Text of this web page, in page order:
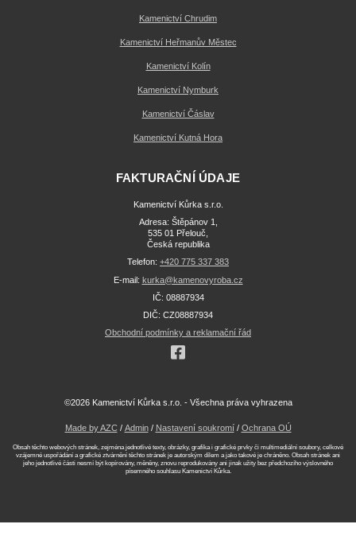
Kamenictví Chrudim
Kamenictví Heřmanův Městec
Kamenictví Kolín
Kamenictví Nymburk
Kamenictví Čáslav
Kamenictví Kutná Hora
FAKTURAČNÍ ÚDAJE
Kamenictví Kůrka s.r.o.
Adresa: Štěpánov 1,
535 01 Přelouč,
Česká republika
Telefon: +420 775 337 383
E-mail: kurka@kamenovyroba.cz
IČ: 08887934
DIČ: CZ08887934
Obchodní podmínky a reklamační řád
©2026 Kamenictví Kůrka s.r.o. - Všechna práva vyhrazena
Made by AZC/ Admin/ Nastavení soukromí/ Ochrana OÚ
Obsah těchto webových stránek, zejména jednotlivé texty, obrázky, grafika i grafické prvky či multimediální soubory, celkové
vzájemné uspořádání a grafické ztvárnění těchto stránek je autorským dílem a jako takové je chráněno. Obsah stránek ani
jeho jednotlivé části nesmí být kopírovány, měněny, znovu reprodukovány ani jinak užity bez předchozího výslovného
písemného souhlasu Kamenictví Kůrka.